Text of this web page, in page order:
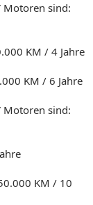
Motoren sind:
KM / 4 Jahre
KM / 6 Jahre
Motoren sind:
KM / 10